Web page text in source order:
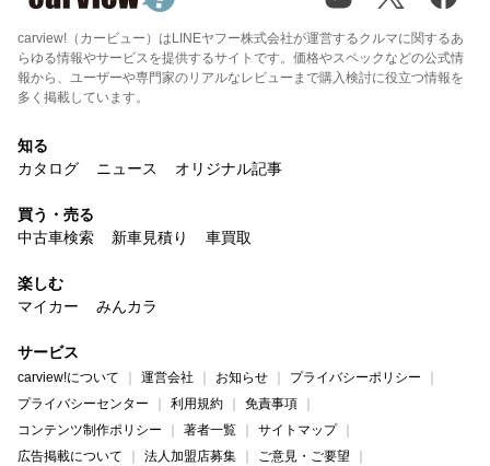
carview!（カービュー）はLINEヤフー株式会社が運営するクルマに関するあ
らゆる情報やサービスを提供するサイトです。価格やスペックなどの公式情
報から、ユーザーや専門家のリアルなレビューまで購入検討に役立つ情報を
多く掲載しています。
知る
カタログ
ニュース オリジナル記事
買う・売る
中古車検索
新車見積り 車買取
楽しむ
マイカー
みんカラ
サービス
carview!について 運営会社 お知らせ
プライバシーポリシー
プライバシーセンター
利用規約
免責事項
コンテンツ制作ポリシー
著者一覧
サイトマップ
広告掲載について
法人加盟店募集 ご意見・ご要望